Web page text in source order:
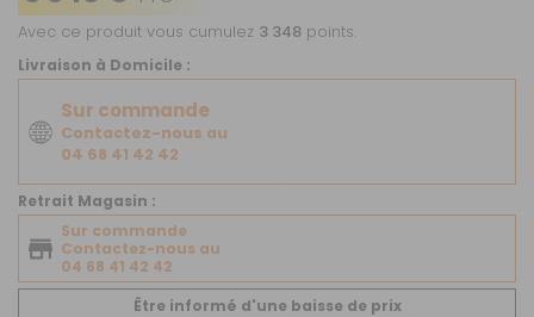
Avec ce produit vous cumulez 3 348 points.
Livraison à Domicile :
Sur commande
Contactez-nous au
04 68 41 42 42
Retrait Magasin :
Sur commande
Contactez-nous au
04 68 41 42 42
Être informé d'une baisse de prix